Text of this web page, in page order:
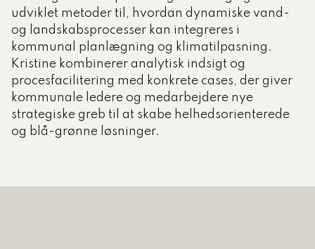
udviklet metoder til, hvordan dynamiske vand-
og landskabsprocesser kan integreres i
kommunal planlægning og klimatilpasning.
Kristine kombinerer analytisk indsigt og
procesfacilitering med konkrete cases, der giver
kommunale ledere og medarbejdere nye
strategiske greb til at skabe helhedsorienterede
og blå-grønne løsninger.